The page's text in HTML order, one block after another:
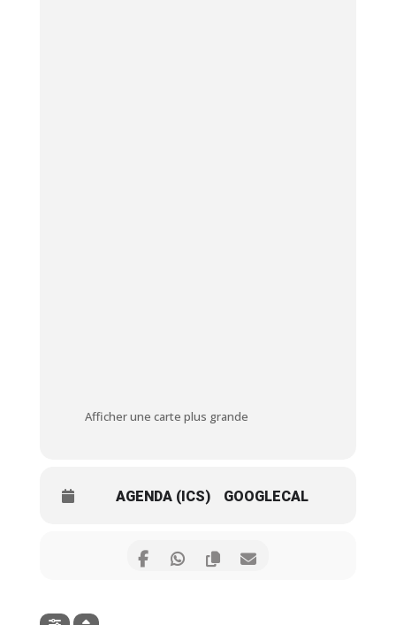
Afficher une carte plus grande
AGENDA (ICS) GOOGLECAL